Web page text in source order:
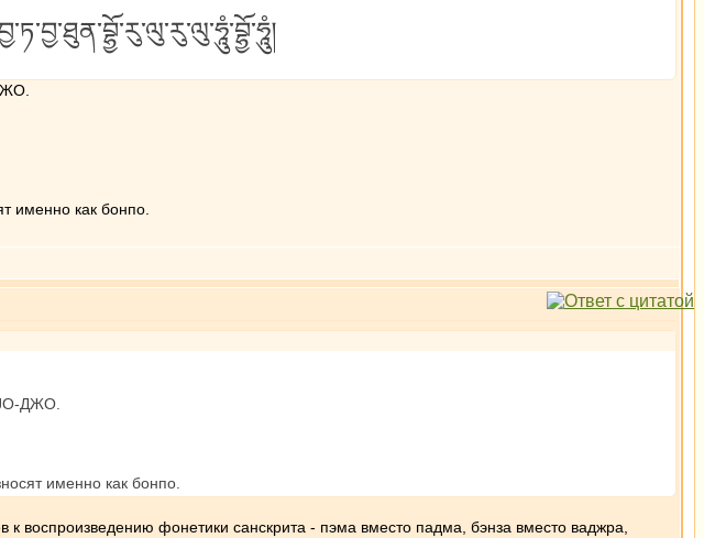
именно как бонпо.
ДЖО.
именно как бонпо.
к воспроизведению фонетики санскрита - пэма вместо падма, бэнза вместо ваджра,